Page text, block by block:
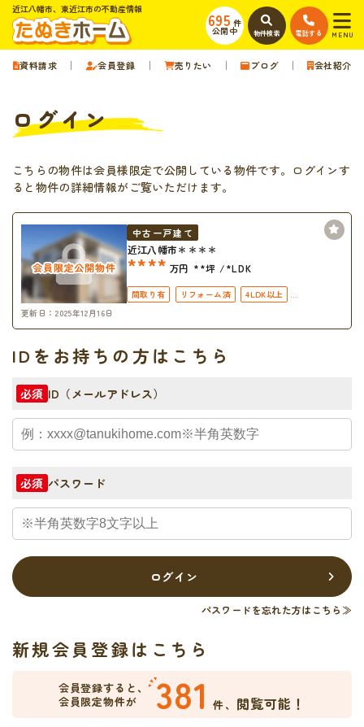
近江八幡市、東近江市の不動産情報
695 件
公開中 物件検索 電話する MENU
資料請求 会員登録 売りたい ブログ 会社紹介
ログイン
こちらの物件は会員様限定で公開している物件です。ログインす
ると物件の詳細情報がご覧いただけます。
更新日：2025年12月16日
中古一戸建て
近江八幡市＊＊＊＊
**** 万円 **坪 *LDK
間取り有 リフォーム済
4LDK以上
IDをお持ちの方はこちら
必須 ID（メールアドレス）
必須 パスワード
ログイン
パスワードを忘れた方はこちら≫
新規会員登録はこちら
会員登録すると、
会員限定物件が
381 件、 閲覧可能！